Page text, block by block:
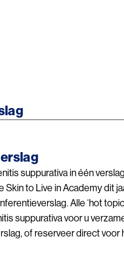
suppurativa in één
Skin to Live in Academy dit
Alle ‘hot
suppurativa voor u
of reserveer direct voor